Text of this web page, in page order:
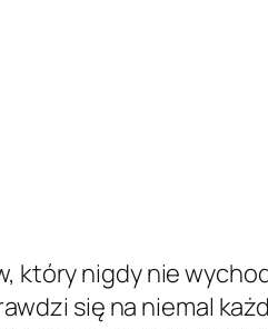
nigdy nie
się na niemal